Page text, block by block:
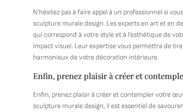
N’hésitez pas à faire appel à un professionnel si
sculpture murale design. Les experts en art et en
qui correspond à votre style et à l’esthétique de
impact visuel. Leur expertise vous permettra de
harmonieux de votre décoration intérieure.
Enfin, prenez plaisir à créer et
Enfin, prenez plaisir à créer et contempler votre
sculpture murale design, il est essentiel de